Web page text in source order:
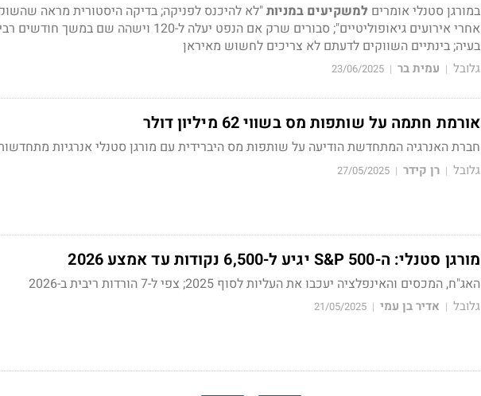
במורגן סטנלי אומרים למשקיעים במניות"לא להיכנס לפניקה; בדיקה היסטורית מראה
אחרי אירועים גיאופוליטיים"; סבורים שרק אם הנפט יעלה ל-120 וישהה שם
בעיה; בינתיים השווקים לדעתם לא צריכים לחשוש מאיראן
גלובל | עמית בר |
23/06/2025
אורמת חתמה על שותפות מס בשווי 62 מיליון דולר
חברת האנרגיה המתחדשת הודיעה על שותפות מס היברידית עם מורגן סטנלי אנרגיות
גלובל | רן קידר |
27/05/2025
מורגן סטנלי: ה-S&P 500 יגיע ל-6,500 נקודות עד אמצע 2026
האג"ח, המכסים והאינפלציה יעכבו את העליות לסוף 2025; צפי ל-7 הורדות ריבית ב-2026
גלובל | אדיר בן עמי |
21/05/2025